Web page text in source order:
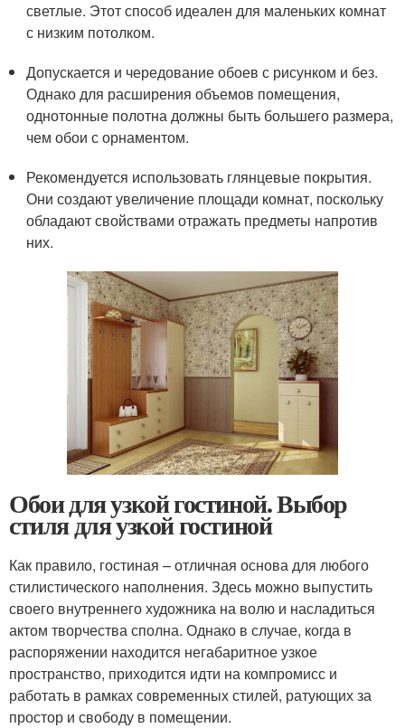
светлые. Этот способ идеален для маленьких комнат
с низким потолком.
Допускается и чередование обоев с рисунком и без.
Однако для расширения объемов помещения,
однотонные полотна должны быть большего размера,
чем обои с орнаментом.
Рекомендуется использовать глянцевые покрытия.
Они создают увеличение площади комнат, поскольку
обладают свойствами отражать предметы напротив
них.
Обои для узкой гостиной. Выбор
стиля для узкой гостиной
Как правило, гостиная – отличная основа для любого
стилистического наполнения. Здесь можно выпустить
своего внутреннего художника на волю и насладиться
актом творчества сполна. Однако в случае, когда в
распоряжении находится негабаритное узкое
пространство, приходится идти на компромисс и
работать в рамках современных стилей, ратующих за
простор и свободу в помещении.